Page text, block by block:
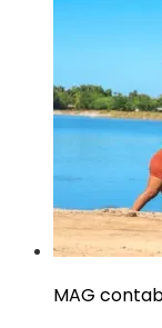
MAG